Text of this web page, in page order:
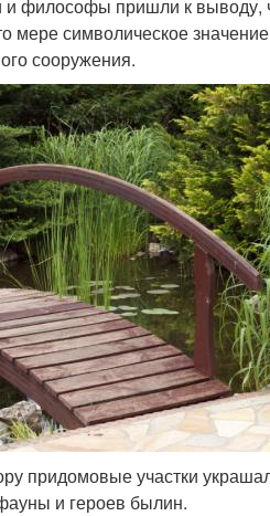
и философы пришли к выводу,
мере символическое
сооружения.
придомовые участки
и героев былин.